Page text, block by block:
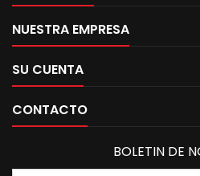
NUESTRA EMPRESA
SU CUENTA
CONTACTO
BOLETIN DE